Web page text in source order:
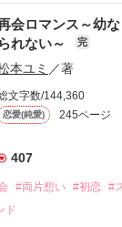
会ロマンス～幼
られない～
完
本ユミ ／著
文字数/144,360
恋愛(純愛) 245ページ
407
#両片想い #初恋 #
ド